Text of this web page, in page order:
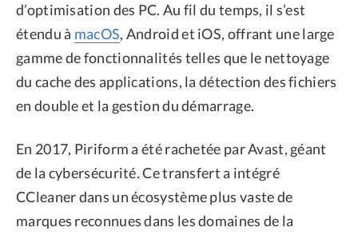
d’optimisation des PC. Au fil du temps, il s’est
étendu à macOS, Android et iOS, offrant une large
gamme de fonctionnalités telles que le nettoyage
du cache des applications, la détection des fichiers
en double et la gestion du démarrage.
En 2017, Piriform a été rachetée par Avast, géant
de la cybersécurité. Ce transfert a intégré
CCleaner dans un écosystème plus vaste de
marques reconnues dans les domaines de la